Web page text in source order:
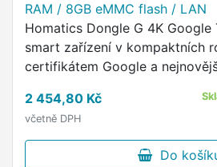
RAM / 8GB eMMC flash / LAN
Homatics Dongle G 4K
smart zařízení v kompaktních
certifikátem Google a
udělá výkonný smart …
2 454,80 Kč
včetně DPH
Do